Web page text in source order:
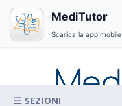
content
for:
MediTutor
Scarica la app mobile